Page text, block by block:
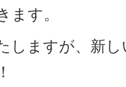
ます。
しますが、新